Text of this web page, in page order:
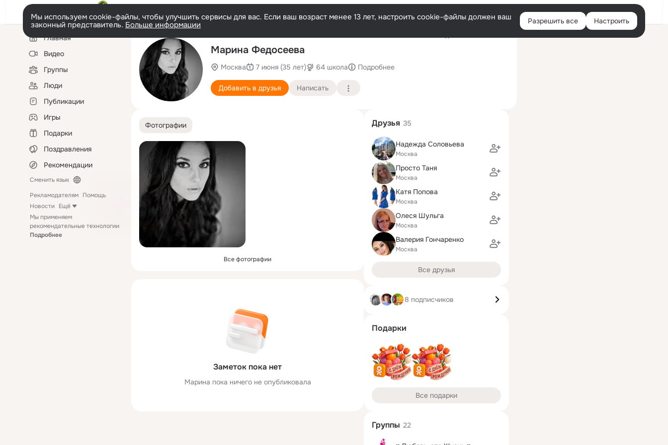
Войти
Мы используем cookie-файлы, чтобы улучшить сервисы для вас. Если ваш возраст менее 13 лет, настроить cookie-файлы должен ваш
законный представитель. Больше информации Разрешить все Настроить
Левая
колонкаГлавная
Видео
Группы
Люди
Публикации
Игры
Подарки
Поздравления
Рекомендации
Сменить язык
Рекламодателям Помощь
Новости Ещё
Мы применяем
рекомендательные технологии
Подробнее
Марина Федосеева
Москва 7 июня (35 лет) 64 школа Подробнее
Добавить в друзья Написать
Фотографии
Все фотографии
Заметок пока нет
Марина пока ничего не опубликовала
Друзья 35
Надежда Соловьева
Москва
Просто Таня
Москва
Катя Попова
Москва
Олеся Шульга
Москва
Валерия Гончаренко
Москва
Все друзья
8 подписчиков
Подарки
Все подарки
Группы 22